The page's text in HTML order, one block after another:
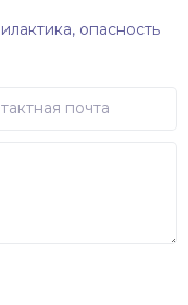
опасность